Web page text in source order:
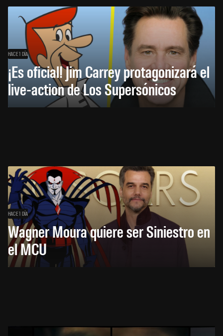
HACE 1 DÍA
¡Es oficial! Jim Carrey protagonizará el
live-action de Los Supersónicos
HACE 1 DÍA
Wagner Moura quiere ser Siniestro en
el MCU